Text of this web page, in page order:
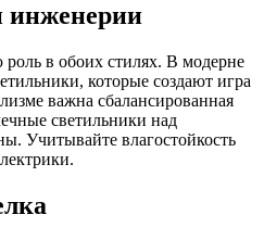
инженерии
в обоих стилях. В модерне
которые создают игра
важна сбалансированная
светильники над
Учитывайте влагостойкость